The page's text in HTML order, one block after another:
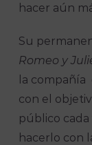
hacer aún
Su
Romeo y
la compañía
con el
público cada
hacerlo con